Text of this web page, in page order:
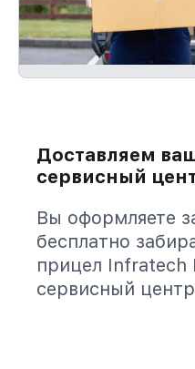
Доставляем
сервисный
Вы оформляете
бесплатно
прицел Infratech
сервисный центр